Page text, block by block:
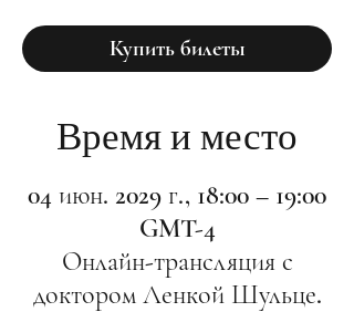
Купить билеты
Время и место
04 июн. 2029 г., 18:00 – 19:00
GMT-4
Онлайн-трансляция с
доктором Ленкой Шульце.